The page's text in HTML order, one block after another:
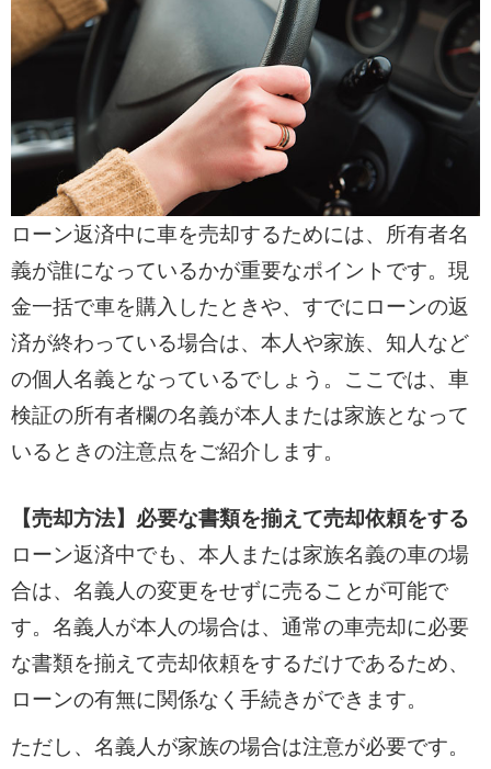
ローン返済中に車を売却するためには、所有者名
義が誰になっているかが重要なポイントです。現
金一括で車を購入したときや、すでにローンの返
済が終わっている場合は、本人や家族、知人など
の個人名義となっているでしょう。ここでは、車
検証の所有者欄の名義が本人または家族となって
いるときの注意点をご紹介します。
【売却方法】必要な書類を揃えて売却依頼をする
ローン返済中でも、本人または家族名義の車の場
合は、名義人の変更をせずに売ることが可能で
す。名義人が本人の場合は、通常の車売却に必要
な書類を揃えて売却依頼をするだけであるため、
ローンの有無に関係なく手続きができます。
ただし、名義人が家族の場合は注意が必要です。